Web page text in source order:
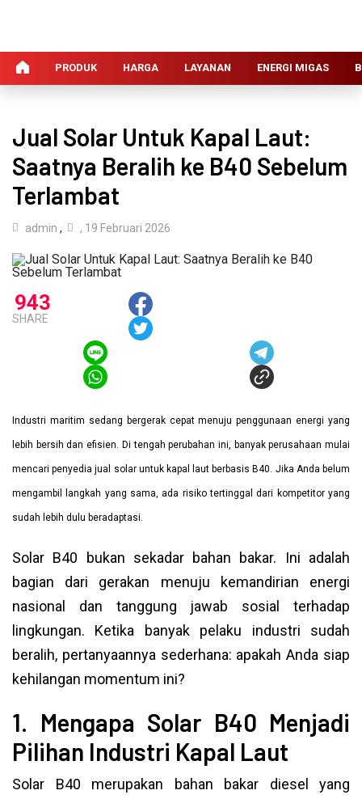
PRODUK HARGA LAYANAN ENERGI MIGAS
Jual Solar Untuk Kapal Laut:
Saatnya Beralih ke B40 Sebelum
Terlambat
admin , , 19 Februari 2026
943
SHARE
Industri maritim sedang bergerak cepat menuju penggunaan energi yang
lebih bersih dan efisien. Di tengah perubahan ini, banyak perusahaan mulai
mencari penyedia jual solar untuk kapal laut berbasis B40. Jika Anda belum
mengambil langkah yang sama, ada risiko tertinggal dari kompetitor yang
sudah lebih dulu beradaptasi.
Solar B40 bukan sekadar bahan bakar. Ini adalah
bagian dari gerakan menuju kemandirian energi
nasional dan tanggung jawab sosial terhadap
lingkungan. Ketika banyak pelaku industri sudah
beralih, pertanyaannya sederhana: apakah Anda siap
kehilangan momentum ini?
1. Mengapa Solar B40 Menjadi
Pilihan Industri Kapal Laut
Solar B40 merupakan bahan bakar diesel yang